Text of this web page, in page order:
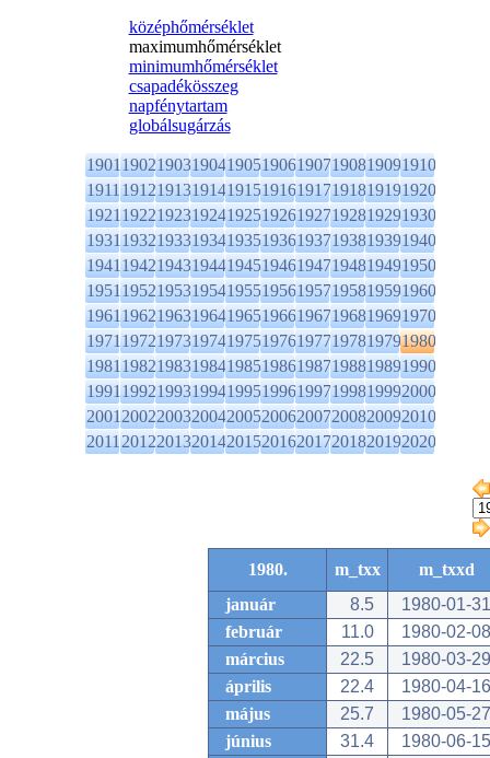
középhőmérséklet
maximumhőmérséklet
minimumhőmérséklet
csapadékösszeg
napfénytartam
globálsugárzás
1901190219031904190519061907190819091910
1911191219131914191519161917191819191920
1921192219231924192519261927192819291930
1931193219331934193519361937193819391940
1941194219431944194519461947194819491950
1951195219531954195519561957195819591960
1961196219631964196519661967196819691970
1971197219731974197519761977197819791980
1981198219831984198519861987198819891990
1991199219931994199519961997199819992000
2001200220032004200520062007200820092010
2011201220132014201520162017201820192020
1980. m_txx
m_txxd
január
8.5
1980-01-31
február
11.0
1980-02-08
március
22.5
1980-03-29
április
22.4
1980-04-16
május
25.7
1980-05-27
június
31.4
1980-06-15